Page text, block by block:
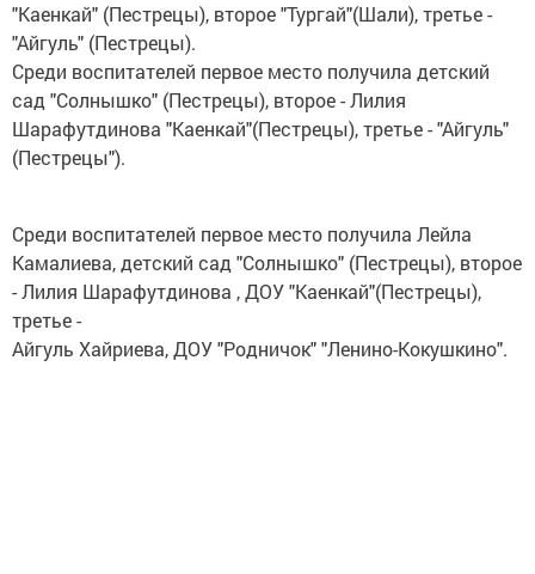
"Каенкай" (Пестрецы), второе "Тургай"(Шали), третье -
"Айгуль" (Пестрецы).
Среди воспитателей первое место получила детский
сад "Солнышко" (Пестрецы), второе - Лилия
Шарафутдинова "Каенкай"(Пестрецы), третье - "Айгуль"
(Пестрецы").
Среди воспитателей первое место получила Лейла
Камалиева, детский сад "Солнышко" (Пестрецы), второе
- Лилия Шарафутдинова , ДОУ "Каенкай"(Пестрецы),
третье -
Айгуль Хайриева, ДОУ "Родничок" "Ленино-Кокушкино".